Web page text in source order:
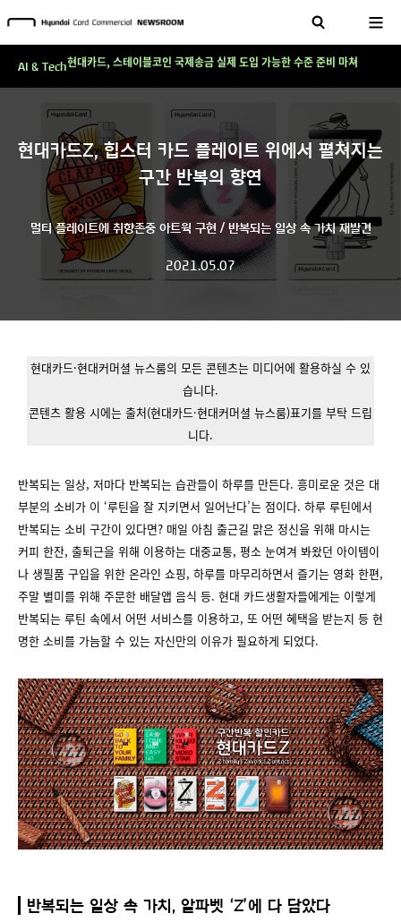
현대카드Z, 힙스터 카드 플레이트 위에서 펼쳐지는
구간 반복의 향연
멀티 플레이트에 취향존중 아트웍 구현 / 반복되는 일상 속 가치 재발견
2021.05.07
현대카드·현대커머셜 뉴스룸의 모든 콘텐츠는 미디어에 활용하실 수 있
습니다.
콘텐츠 활용 시에는 출처(현대카드·현대커머셜 뉴스룸)표기를 부탁 드립
니다.
반복되는 일상, 저마다 반복되는 습관들이 하루를 만든다. 흥미로운 것은 대
부분의 소비가 이 ‘루틴을 잘 지키면서 일어난다’는 점이다. 하루 루틴에서
반복되는 소비 구간이 있다면? 매일 아침 출근길 맑은 정신을 위해 마시는
커피 한잔, 출퇴근을 위해 이용하는 대중교통, 평소 눈여겨 봐왔던 아이템이
나 생필품 구입을 위한 온라인 쇼핑, 하루를 마무리하면서 즐기는 영화 한편,
주말 별미를 위해 주문한 배달앱 음식 등. 현대 카드생활자들에게는 이렇게
반복되는 루틴 속에서 어떤 서비스를 이용하고, 또 어떤 혜택을 받는지 등 현
명한 소비를 가늠할 수 있는 자신만의 이유가 필요하게 되었다.
반복되는 일상 속 가치, 알파벳 ‘Z’에 다 담았다
AI & Tech현대카드, 스테이블코인 국제송금 실제 도입 가능한 수준 준비 마쳐
'AI에게도 배운다'…현대카드·현대커머셜이 'AX 시대'에 대응하는 방식
테크 그 이상의 답을 찾다!
현대카드, 스테이블코인 국제송금 실제 도입 가능한 수준 준비 마쳐
'AI에게도 배운다'…현대카드·현대커머셜이 'AX 시대'에 대응하는 방식
테크 그 이상의 답을 찾다!